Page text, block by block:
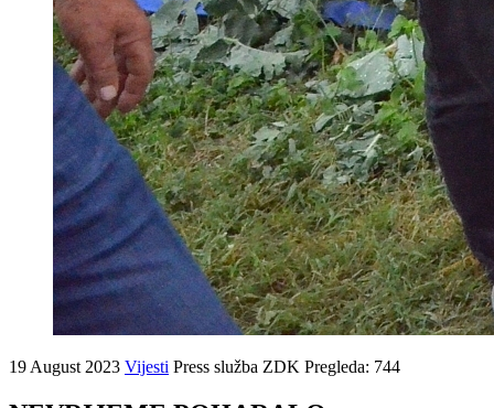
19 August 2023 Vijesti Press služba ZDK Pregleda: 744